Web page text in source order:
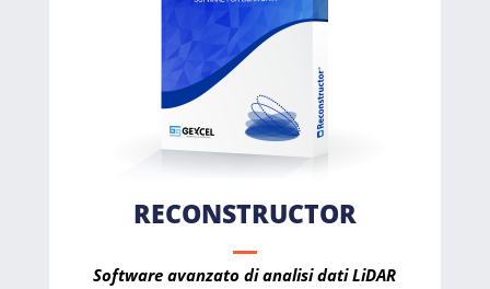
RECONSTRUCTOR
Software avanzato di analisi dati LiDAR